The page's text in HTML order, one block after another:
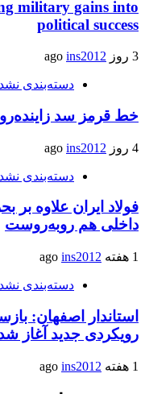
military gains into
political success
3 روز ago ins2012
دسته‌بندی
خط قرمز سد زاینده‌رود، ۲۳۶ میلیون
4 روز ago ins2012
دسته‌بندی
فولاد ایران علاوه
داخلی هم روبه‌روست
1 هفته ago ins2012
دسته‌بندی
استاندار اصفهان:
رویکردی جدید آغاز
1 هفته ago ins2012